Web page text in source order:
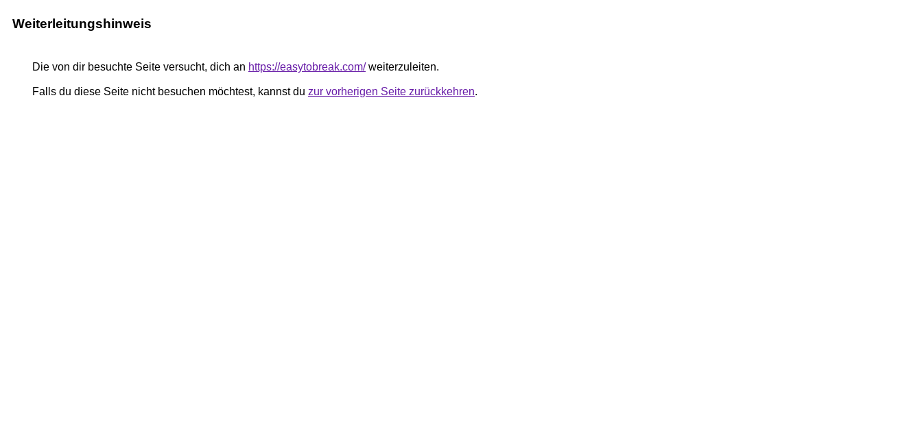
Weiterleitungshinweis
Die von dir besuchte Seite versucht, dich an https://easytobreak.com/weiterzuleiten.
Falls du diese Seite nicht besuchen möchtest, kannst du zur vorherigen Seite zurückkehren.